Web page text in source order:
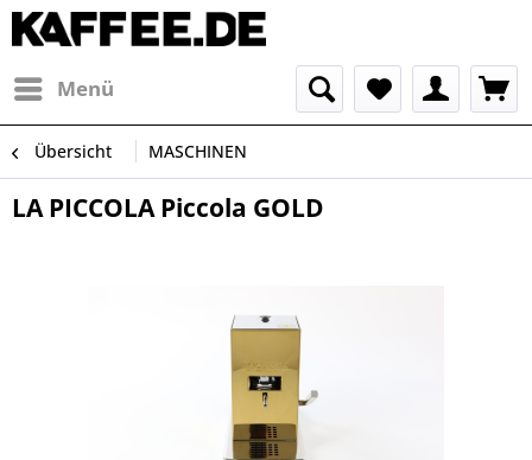
Menü
Übersicht MASCHINEN
LA PICCOLA Piccola GOLD